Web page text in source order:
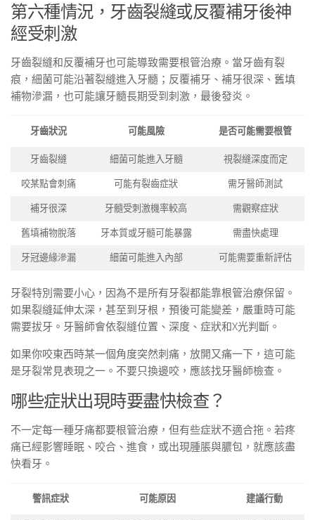
第六種情況，牙齒裂縫或反覆補牙後神
經受刺激
牙齒裂縫和反覆補牙也可能導致需要根管治療。當牙齒有裂
痕，細菌可能沿著裂縫進入牙髓；反覆補牙、補牙很深、舊填
補物滲漏，也可能讓牙髓長期受到刺激，最後發炎。
牙齒狀況 可能風險 是否可能需要根管
牙齒裂縫 細菌可能進入牙髓 視裂縫深度而定
咬某點會刺痛 可能有裂齒症狀 需牙醫師測試
補牙很深 牙髓受刺激機率較高 需觀察症狀
舊填補物脫落 牙本質或牙髓可能暴露 需盡快處理
牙冠邊緣滲漏 細菌可能進入內部 可能需要重新評估
牙裂特別需要小心，因為不是所有牙裂都能靠根管治療保留。
如果裂縫延伸太深，甚至到牙根，預後可能變差，嚴重時可能
需要拔牙。牙醫師會依裂縫位置、深度、症狀和X光判斷。
如果你咬東西時某一個角度突然刺痛，放開又痛一下，這可能
是牙裂常見表現之一。不要只換邊咬，應該找牙醫師檢查。
哪些症狀出現時要盡快檢查？
不一定每一種牙痛都要根管治療，但有些症狀不適合拖。若疼
痛已經影響睡眠、咬合、進食，或出現腫脹與膿包，就應該盡
快看牙。
警訊症狀 可能原因 建議行動